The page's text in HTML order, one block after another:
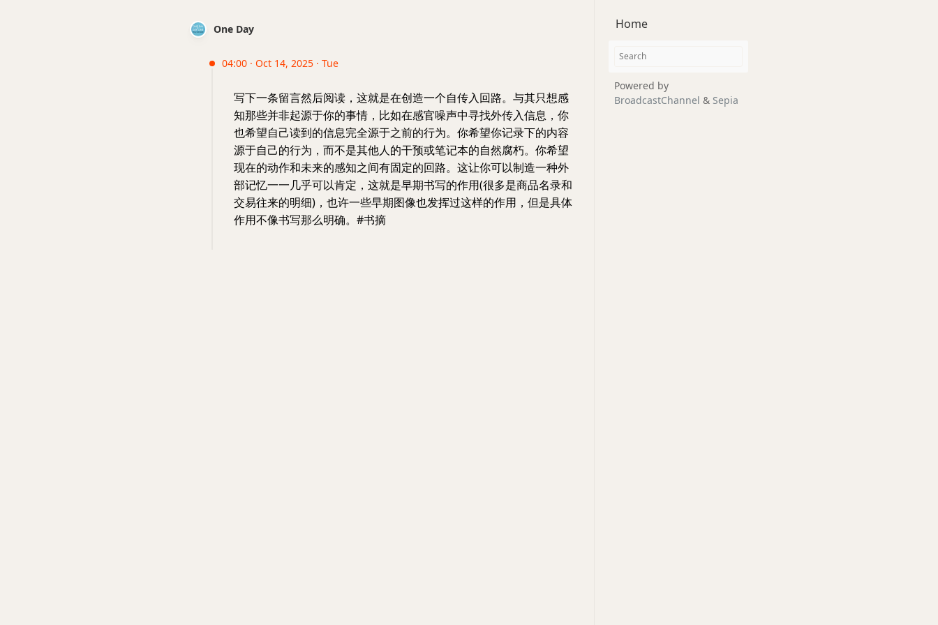
One Day
04:00 · Oct 14, 2025 · Tue
写下一条留言然后阅读，这就是在创造一个自传入回路。与其只想感
知那些并非起源于你的事情，比如在感官噪声中寻找外传入信息，你
也希望自己读到的信息完全源于之前的行为。你希望你记录下的内容
源于自己的行为，而不是其他人的干预或笔记本的自然腐朽。你希望
现在的动作和未来的感知之间有固定的回路。这让你可以制造一种外
部记忆一一几乎可以肯定，这就是早期书写的作用(很多是商品名录和
交易往来的明细)，也许一些早期图像也发挥过这样的作用，但是具体
作用不像书写那么明确。#书摘
Home
Powered by
BroadcastChannel & Sepia